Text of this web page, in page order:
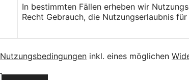
In bestimmten Fällen erheben wir
Recht Gebrauch, die Nutzungserlaubnis
Nutzungsbedingungen inkl. eines möglichen